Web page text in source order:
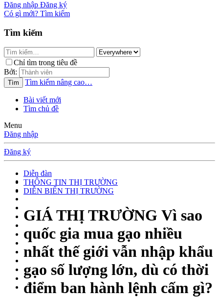
Đăng nhập Đăng ký
Có gì mới? Tìm kiếm
Tìm kiếm
Chỉ tìm trong tiêu đề
Bởi:
Tìm Tìm kiếm nâng cao…
Bài viết mới
Tìm chủ đề
Menu
Đăng nhập
Đăng ký
Diễn đàn
THÔNG TIN THỊ TRƯỜNG
DIỄN BIẾN THỊ TRƯỜNG
GIÁ THỊ TRƯỜNG Vì sao
quốc gia mua gạo nhiều
nhất thế giới vẫn nhập khẩu
gạo số lượng lớn, dù có thời
điểm ban hành lệnh cấm gì?